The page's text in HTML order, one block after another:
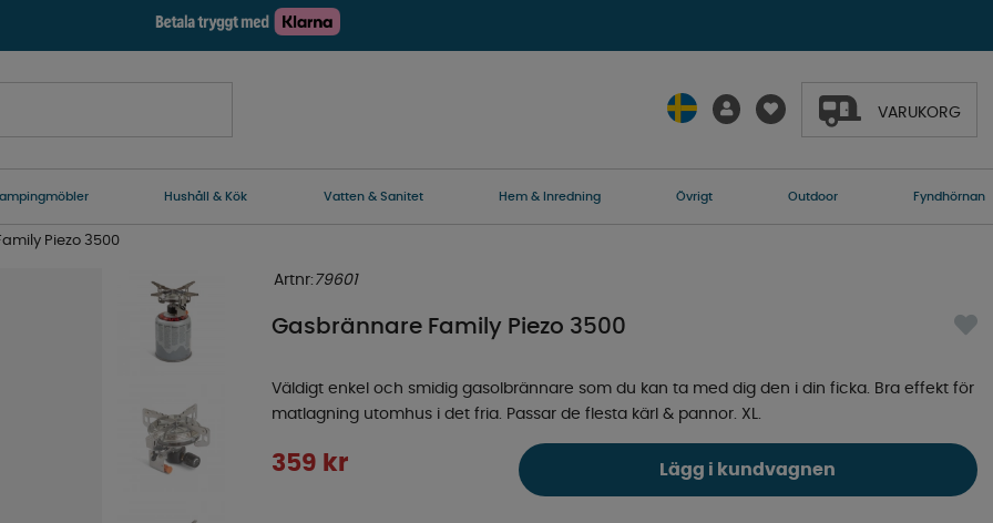
VARUKORG
Hushåll & Kök Vatten & Sanitet Hem & Inredning Övrigt Outdoor Fyndhörnan
Piezo 3500
Artnr: 79601
Gasbrännare Family Piezo 3500
Väldigt enkel och smidig gasolbrännare som du kan ta med dig den i din ficka. Bra effekt för
matlagning utomhus i det fria. Passar de flesta kärl & pannor. XL.
359 kr Lägg i kundvagnen